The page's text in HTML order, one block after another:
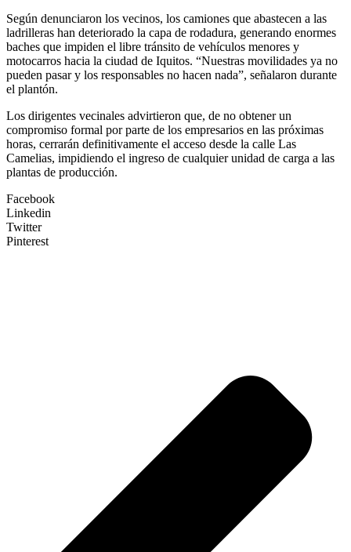
Según denunciaron los vecinos, los camiones que abastecen a las
ladrilleras han deteriorado la capa de rodadura, generando enormes
baches que impiden el libre tránsito de vehículos menores y
motocarros hacia la ciudad de Iquitos. “Nuestras movilidades ya no
pueden pasar y los responsables no hacen nada”, señalaron durante
el plantón.
Los dirigentes vecinales advirtieron que, de no obtener un
compromiso formal por parte de los empresarios en las próximas
horas, cerrarán definitivamente el acceso desde la calle Las
Camelias, impidiendo el ingreso de cualquier unidad de carga a las
plantas de producción.
Facebook
Linkedin
Twitter
Pinterest